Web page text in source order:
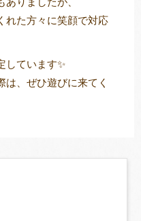
れた方々に笑顔で対応
しています✨
は、ぜひ遊びに来てく